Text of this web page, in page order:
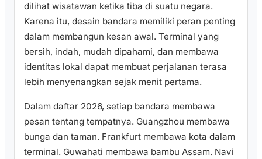
dilihat wisatawan ketika tiba di suatu negara.
Karena itu, desain bandara memiliki peran penting
dalam membangun kesan awal. Terminal yang
bersih, indah, mudah dipahami, dan membawa
identitas lokal dapat membuat perjalanan terasa
lebih menyenangkan sejak menit pertama.
Dalam daftar 2026, setiap bandara membawa
pesan tentang tempatnya. Guangzhou membawa
bunga dan taman. Frankfurt membawa kota dalam
terminal. Guwahati membawa bambu Assam. Navi